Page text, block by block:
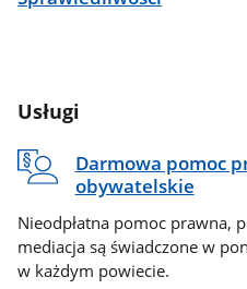
Usługi
Darmowa pomoc
obywatelskie
Nieodpłatna pomoc prawna,
mediacja są świadczone w
w każdym powiecie.